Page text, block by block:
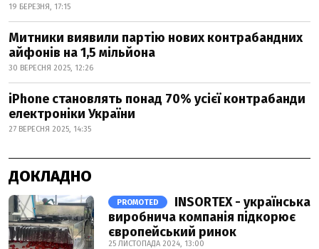
19 БЕРЕЗНЯ, 17:15
Митники виявили партію нових контрабандних
айфонів на 1,5 мільйона
30 ВЕРЕСНЯ 2025, 12:26
iPhone становлять понад 70% усієї контрабанди
електроніки України
27 ВЕРЕСНЯ 2025, 14:35
ДОКЛАДНО
PROMOTED
INSORTEX - українська
виробнича компанія підкорює
європейський ринок
25 ЛИСТОПАДА 2024, 13:00